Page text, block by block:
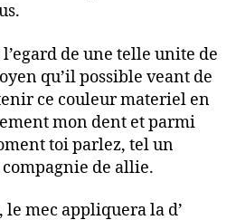
de une telle unite de
qu’il possible veant de
ce couleur materiel en
mon dent et parmi
toi parlez, tel un
de allie.
mec appliquera la d’